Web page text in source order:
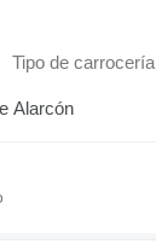
Tipo de carrocería
Alarcón